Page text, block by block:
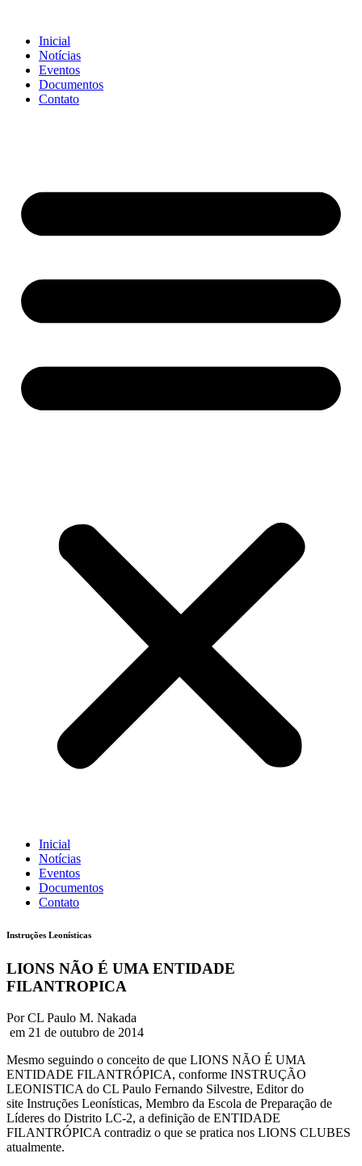
conteúdo
Inicial
Notícias
Eventos
Documentos
Contato
Inicial
Notícias
Eventos
Documentos
Contato
Instruções Leonísticas
LIONS NÃO É UMA ENTIDADE
FILANTROPICA
Por CL Paulo M. Nakada
em 21 de outubro de 2014
Mesmo seguindo o conceito de que LIONS NÃO É UMA
ENTIDADE FILANTRÓPICA, conforme INSTRUÇÃO
LEONISTICA do CL Paulo Fernando Silvestre, Editor do
site Instruções Leonísticas, Membro da Escola de Preparação de
Líderes do Distrito LC-2, a definição de ENTIDADE
FILANTRÓPICA contradiz o que se pratica nos LIONS CLUBES
atualmente.